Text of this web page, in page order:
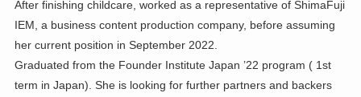
After finishing childcare, worked as a representative of ShimaFuji
IEM, a business content production company, before assuming
her current position in September 2022.
Graduated from the Founder Institute Japan ’22 program ( 1st
term in Japan). She is looking for further partners and backers